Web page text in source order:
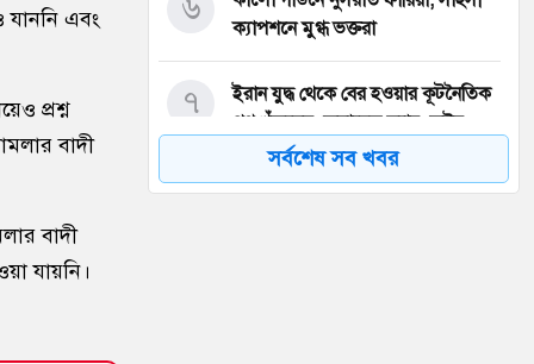
এবং
প্রশ্ন
বাদী
বাদী
যায়নি।
ক্যাপশনে মুগ্ধ ভক্তরা
ইরান যুদ্ধ থেকে বের হওয়ার কূটনৈতিক
পথ খুঁজছেন জেনারেল ড্যান কেইন
৭
সারা দেশে বোমা হামলার আশঙ্কা,
৮
সর্বশেষ সব খবর